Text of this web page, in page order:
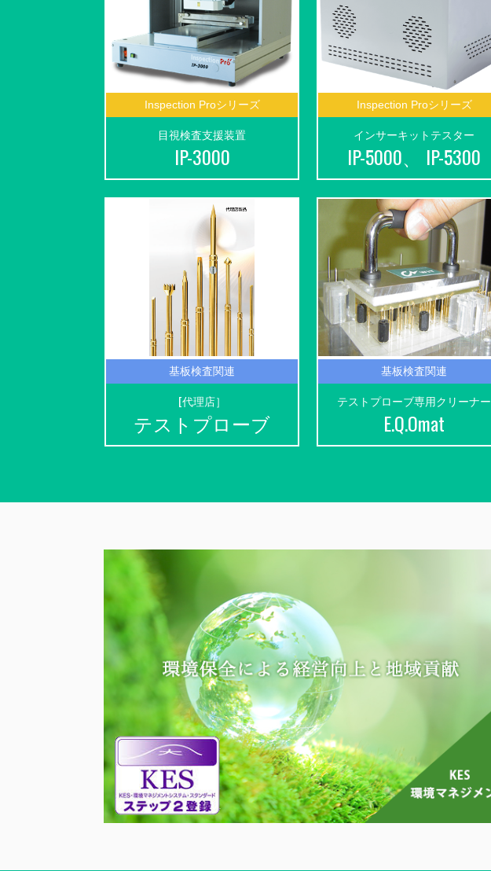
Inspection Proシリーズ
目視検査支援装置
IP-3000
Inspection Proシリーズ
インサーキットテスター
IP-5000、 IP-5300
基板検査関連
[代理店］
テストプローブ
基板検査関連
テストプローブ専用クリーナー
E.Q.Omat